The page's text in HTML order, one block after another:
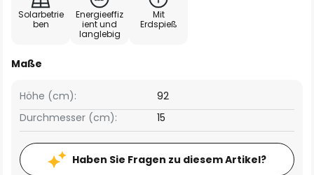
Solarbetrie
ben
Energieeffiz
ient und
langlebig
Mit
Erdspieß
Maße
Höhe (cm):
92
Durchmesser (cm):
15
Haben Sie Fragen zu diesem Artikel?